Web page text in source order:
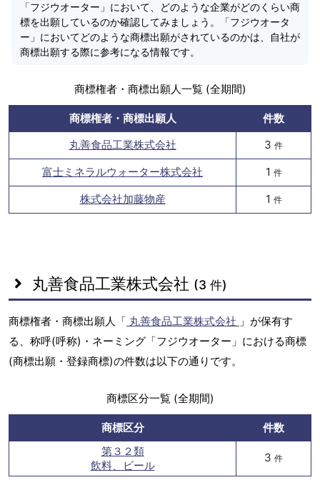
「フジウオーター」において、どのような企業がどのくらい商
標を出願しているのか確認してみましょう。「フジウオータ
ー」においてどのような商標出願がされているのかは、自社が
商標出願する際に参考になる情報です。
商標権者・商標出願人一覧 (全期間)
商標権者・商標出願人
件数
丸善食品工業株式会社
3 件
富士ミネラルウォーター株式会社 1 件
株式会社加藤物産 1 件
丸善食品工業株式会社 (3 件)
商標権者・商標出願人「 丸善食品工業株式会社 」が保有す
る、称呼(呼称)・ネーミング「フジウオーター」における商標
(商標出願・登録商標)の件数は以下の通りです。
商標区分一覧 (全期間)
商標区分
件数
第３２類
飲料、ビール
3 件